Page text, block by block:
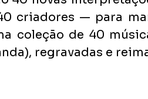
criadores — para
coleção de 40
regravadas e